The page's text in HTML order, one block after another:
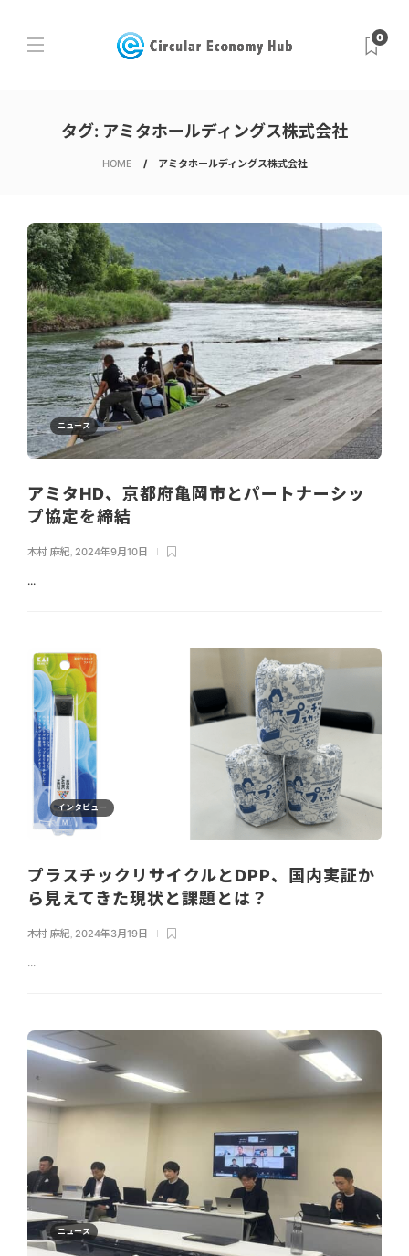
0
タグ: アミタホールディングス株式会社
HOME アミタホールディングス株式会社
ニュース
アミタHD、京都府亀岡市とパートナーシッ
プ協定を締結
木村 麻紀 2024年9月10日
...
インタビュー
プラスチックリサイクルとDPP、国内実証か
ら見えてきた現状と課題とは？
木村 麻紀 2024年3月19日
...
ニュース